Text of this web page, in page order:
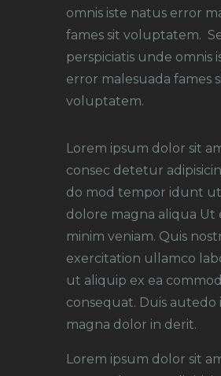
omnis iste natus error
fames sit voluptatem.
perspiciatis unde omnis
error malesuada fames
voluptatem.
Lorem ipsum dolor sit
consec detetur
do mod tempor idunt
dolore magna aliqua Ut
minim veniam. Quis
exercitation ullamco
ut aliquip ex ea
consequat. Duis autedo
magna dolor in derit.
Lorem ipsum dolor sit